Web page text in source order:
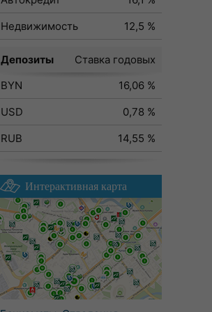
Недвижимость
12,5 %
Депозиты
Ставка годовых
BYN
16,06 %
USD
0,78 %
RUB
14,55 %
Интерактивная карта